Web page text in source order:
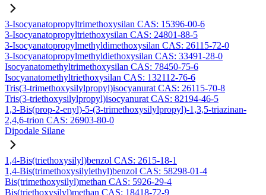
3-Isocyanatopropyltrimethoxysilan CAS: 15396-00-6
3-Isocyanatopropyltriethoxysilan CAS: 24801-88-5
3-Isocyanatopropylmethyldimethoxysilan CAS: 26115-72-0
3-Isocyanatopropylmethyldiethoxysilan CAS: 33491-28-0
Isocyanatomethyltrimethoxysilan CAS: 78450-75-6
Isocyanatomethyltriethoxysilan CAS: 132112-76-6
Tris(3-trimethoxysilylpropyl)isocyanurat CAS: 26115-70-8
Tris(3-triethoxysilylpropyl)isocyanurat CAS: 82194-46-5
1,3-Bis(prop-2-enyl)-5-(3-trimethoxysilylpropyl)-1,3,5-triazinan-
2,4,6-trion CAS: 26903-80-0
Dipodale Silane
1,4-Bis(triethoxysilyl)benzol CAS: 2615-18-1
1,4-Bis(trimethoxysilylethyl)benzol CAS: 58298-01-4
Bis(trimethoxysilyl)methan CAS: 5926-29-4
Bis(triethoxysilyl)methan CAS: 18418-72-9